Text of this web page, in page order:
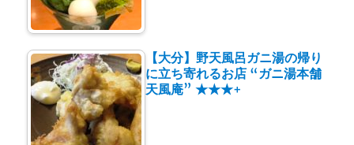
【大分】野天風呂ガニ湯の帰り
に立ち寄れるお店 “ガニ湯本舗
天風庵” ★★★+